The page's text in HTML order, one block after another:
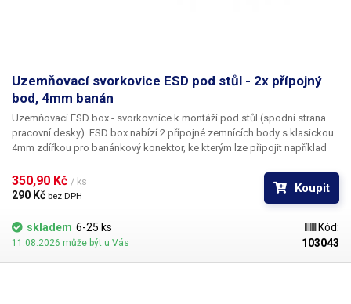
Uzemňovací svorkovice ESD pod stůl - 2x přípojný
bod, 4mm banán
Uzemňovací ESD box - svorkovnice k montáži pod stůl (spodní strana
pracovní desky). ESD box nabízí 2 přípojné zemnících body s klasickou
4mm zdířkou pro banánkový konektor, ke kterým lze připojit například
podložky a další ESD vybavení vyžadující zazemnění. Samotný box je
vyroben z kovového profilu ve tvaru L, zadní část konektorů je krytá.
Vývodem je zemnící vodič o délce 140cm, zakončený plochým očkem.
Součástí balení je také odpor 1MΩ, který je třeba předřadit při připojení
ESD boxu k PE vodiči v síti. V případě připojení boxu k ESD zástrčce do
sítě, odpor není potřebný, jelikož zpravidla už bývá součástí ESD
zástrčky. Uzemňovací bod obsahuje také 2 ESD patentky, které slouží k
350,90 Kč / ks
290 Kč bez DPH
Koupit
skladem 6-25 ks
11.08.2026 může být u Vás
Kód:
103043